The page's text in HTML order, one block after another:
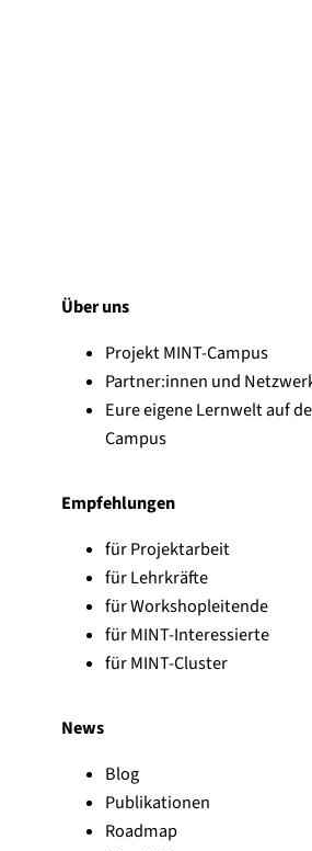
Über uns
Projekt MINT-Campus
Partner:innen und
Eure eigene Lernwelt auf
Campus
Empfehlungen
für Projektarbeit
für Lehrkräfte
für Workshopleitende
für MINT-Interessierte
für MINT-Cluster
News
Blog
Publikationen
Roadmap